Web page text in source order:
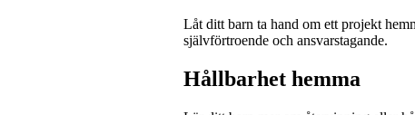
Låt ditt barn ta hand om ett projekt
självförtroende och ansvarstagande.
Hållbarhet hemma